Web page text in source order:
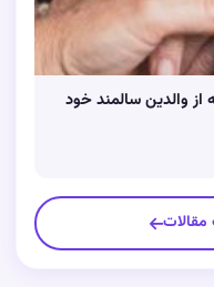
والدین سالمند خود